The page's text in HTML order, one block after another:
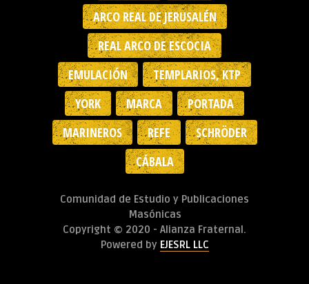
ARCO REAL DE JERUSALÉN
REAL ARCO DE ESCOCIA
EMULACIÓN
TEMPLARIOS, KTP
YORK
MARCA
PORTADA
MARINEROS
REFE
SCHRÖDER
CÁBALA
Comunidad de Estudio y Publicaciones
Masónicas
Copyright © 2020 - Alianza Fraternal.
Powered by EJESRL LLC